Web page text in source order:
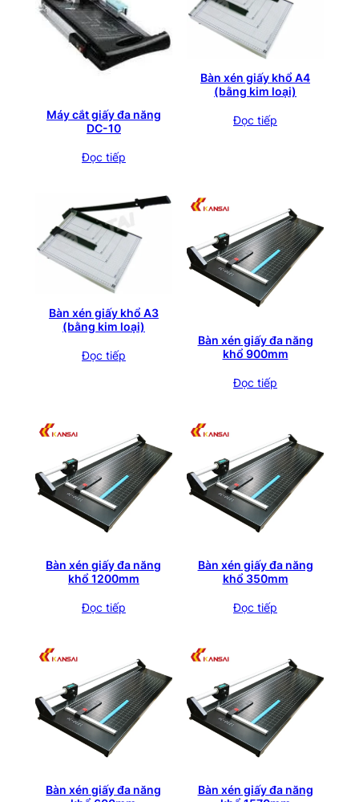
Máy cắt giấy đa năng
DC-10
Đọc tiếp
Bàn xén giấy khổ A4
(bằng kim loại)
Đọc tiếp
Bàn xén giấy khổ A3
(bằng kim loại)
Đọc tiếp
Bàn xén giấy đa năng
khổ 900mm
Đọc tiếp
Bàn xén giấy đa năng
khổ 1200mm
Đọc tiếp
Bàn xén giấy đa năng
khổ 350mm
Đọc tiếp
Bàn xén giấy đa năng
Bàn xén giấy đa năng